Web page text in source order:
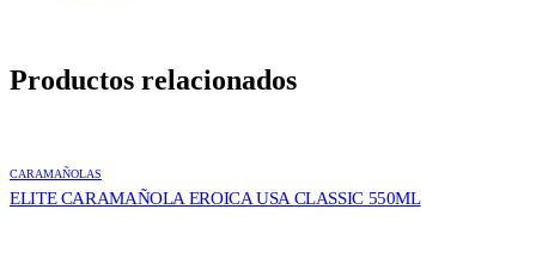
Productos relacionados
CARAMAÑOLAS
ELITE CARAMAÑOLA EROICA USA CLASSIC 550ML